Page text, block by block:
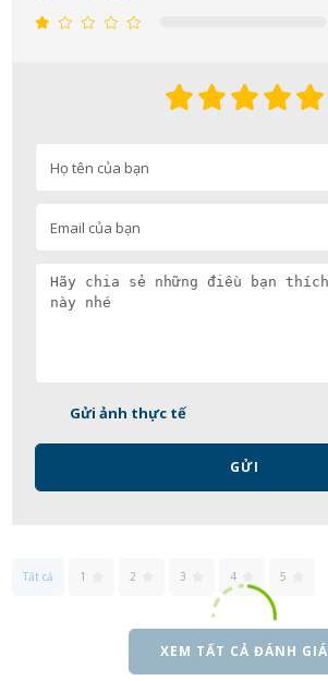
Gửi ảnh thực tế
GỬI
Tất cả 1 2 3 4 5
XEM TẤT CẢ ĐÁNH GIÁ